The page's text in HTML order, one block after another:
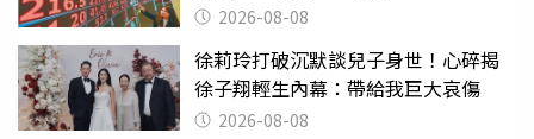
2026-08-08
徐莉玲打破沉默談兒子身世！心碎揭
徐子翔輕生內幕：帶給我巨大哀傷
2026-08-08